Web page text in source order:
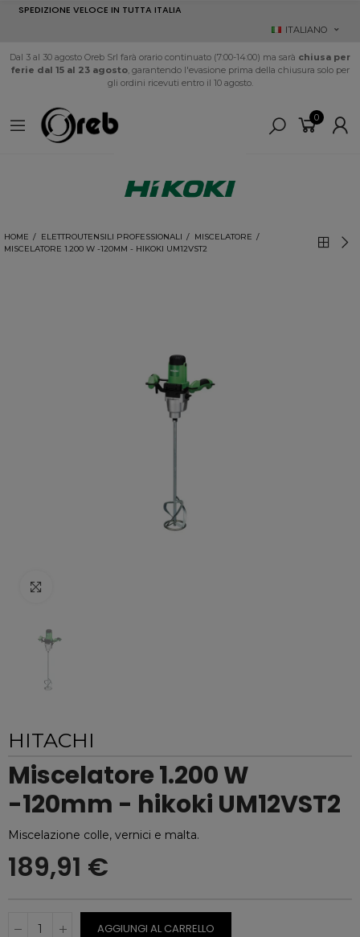
SPEDIZIONE VELOCE IN TUTTA ITALIA
ITALIANO
Dal 3 al 30 agosto Oreb Srl farà orario continuato (7:00-14:00) ma sarà chiusa per
ferie dal 15 al 23 agosto, garantendo l'evasione prima della chiusura solo per
gli ordini ricevuti entro il 10 agosto.
0
HOME ELETTROUTENSILI PROFESSIONALI
MISCELATORE
MISCELATORE 1.200 W -120MM - HIKOKI UM12VST2
HITACHI
Miscelatore 1.200 W
-120mm - hikoki UM12VST2
Miscelazione colle, vernici e malta.
189,91 €
AGGIUNGI AL CARRELLO